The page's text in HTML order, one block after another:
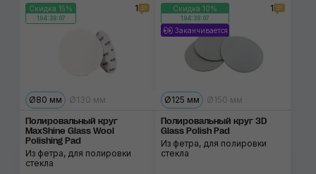
Скидка 15%
194:38:07
1
Ø80 мм Ø130 мм
Полировальный круг
MaxShine Glass Wool
Polishing Pad
Из фетра, для полировки
стекла
Скидка 10%
194:38:07
Заканчивается
1
Ø125 мм Ø150 мм
Полировальный круг 3D
Glass Polish Pad
Из фетра, для полировки
стекла